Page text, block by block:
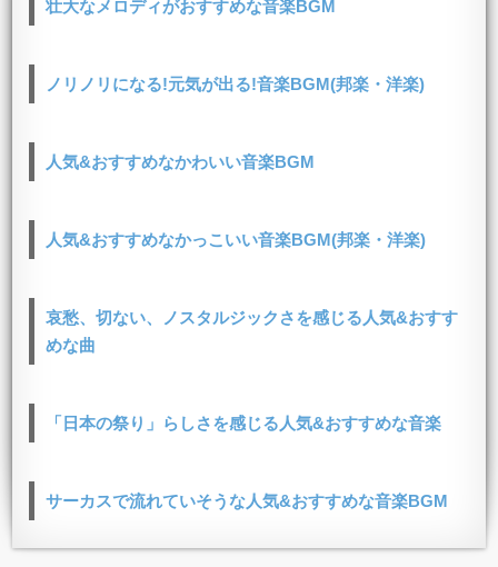
壮大なメロディがおすすめな音楽BGM
ノリノリになる!元気が出る!音楽BGM(邦楽・洋楽)
人気&おすすめなかわいい音楽BGM
人気&おすすめなかっこいい音楽BGM(邦楽・洋楽)
哀愁、切ない、ノスタルジックさを感じる人気&おすす
めな曲
「日本の祭り」らしさを感じる人気&おすすめな音楽
サーカスで流れていそうな人気&おすすめな音楽BGM